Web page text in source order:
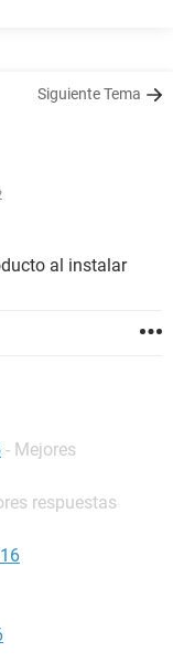
Siguiente Tema
al instalar
- Mejores
respuestas